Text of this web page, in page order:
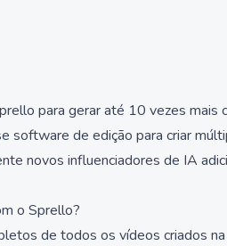
para gerar até 10 vezes
software de edição para criar
novos influenciadores de IA
o Sprello?
de todos os vídeos criados